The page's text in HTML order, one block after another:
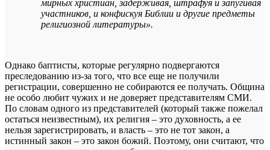
мирных христиан, задерживая, штрафуя и запугивая
участников, и конфискуя Библии и другие предметы
религиозной литературы».
Однако баптисты, которые регулярно подвергаются
преследованию из-за того, что все еще не получили
регистрации, совершенно не собираются ее получать. Община
не особо любит чужих и не доверяет представителям СМИ.
По словам одного из представителей (который также пожелал
остаться неизвестным), их религия – это духовность, а ее
нельзя зарегистрировать, и власть – это не тот закон, а
истинный закон – это закон божий. Поэтому, они считают, что